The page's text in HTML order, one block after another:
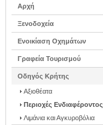
Αρχή
Ξενοδοχεία
Ενοικίαση Οχημάτων
Γραφεία Τουρισμού
Οδηγός Κρήτης
Αξιοθέατα
Περιοχές Ενδιαφέροντος
Λιμάνια και Αγκυροβόλια